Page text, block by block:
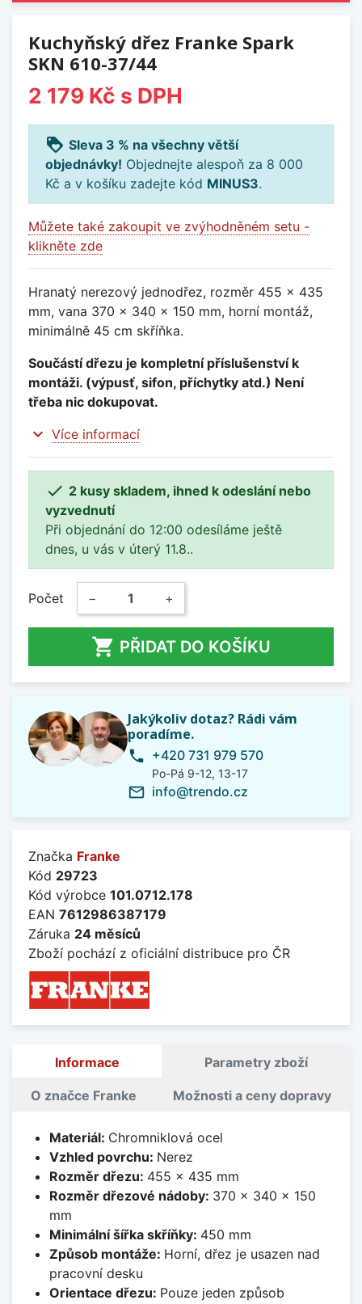
Kuchyňský dřez Franke Spark
SKN 610-37/44
2 179 Kč s DPH
loyalty Sleva 3 % na všechny větší
objednávky! Objednejte alespoň za 8 000
Kč a v košíku zadejte kód MINUS3.
Můžete také zakoupit ve zvýhodněném setu -
klikněte zde
Hranatý nerezový jednodřez, rozměr 455 x 435
mm, vana 370 x 340 x 150 mm, horní montáž,
minimálně 45 cm skříňka.
Součástí dřezu je kompletní příslušenství k
montáži. (výpusť, sifon, příchytky atd.) Není
třeba nic dokupovat.
expand_more Více informací
 2 kusy skladem, ihned k odeslání nebo
vyzvednutí
Při objednání do 12:00 odesíláme ještě
dnes, u vás v úterý 11.8..
Počet − +
 PŘIDAT DO KOŠÍKU
Jakýkoliv dotaz? Rádi vám
poradíme.
phone +420 731 979 570
Po-Pá 9-12, 13-17
mail_outline info@trendo.cz
Značka Franke
Kód 29723
Kód výrobce 101.0712.178
EAN 7612986387179
Záruka 24 měsíců
Zboží pochází z oficiální distribuce pro ČR
Informace Parametry zboží
O značce Franke Možnosti a ceny dopravy
Materiál: Chromniklová ocel
Vzhled povrchu: Nerez
Rozměr dřezu: 455 x 435 mm
Rozměr dřezové nádoby: 370 x 340 x 150
mm
Minimální šířka skříňky: 450 mm
Způsob montáže: Horní, dřez je usazen nad
pracovní desku
Orientace dřezu: Pouze jeden způsob